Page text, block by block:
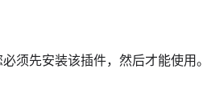
须先安装该插件，然后才能使用。